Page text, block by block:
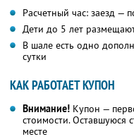
Расчетный час: заезд —
Дети до 5 лет
В шале есть одно
сутки
КАК РАБОТАЕТ КУПОН
Внимание! Купон —
стоимости. Оставшуюся
месте